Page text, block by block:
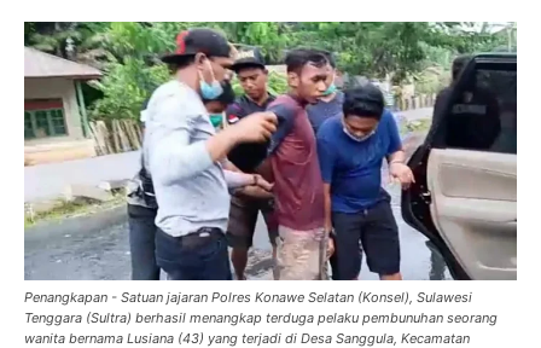
Penangkapan - Satuan jajaran Polres Konawe Selatan (Konsel), Sulawesi
Tenggara (Sultra) berhasil menangkap terduga pelaku pembunuhan seorang
wanita bernama Lusiana (43) yang terjadi di Desa Sanggula, Kecamatan